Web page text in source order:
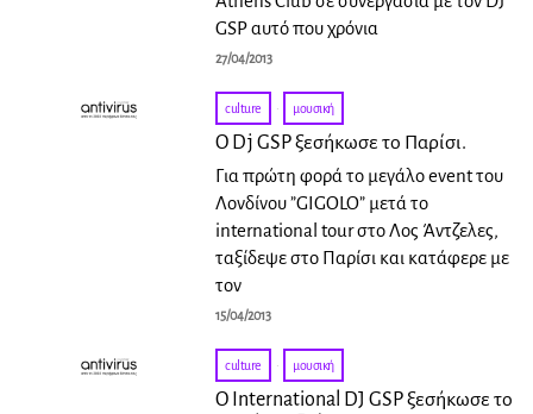
GSP αυτό που χρόνια
27/04/2013
culture · μουσική
Ο Dj GSP ξεσήκωσε το Παρίσι.
Για πρώτη φορά το μεγάλο event του
Λονδίνου ”GIGOLO” μετά το
international tour στο Λος Άντζελες,
ταξίδεψε στο Παρίσι και κατάφερε με
τον
15/04/2013
culture · μουσική
Ο International DJ GSP ξεσήκωσε το